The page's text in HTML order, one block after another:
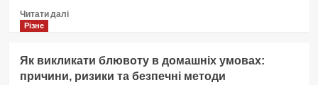
Читати даліДокладніше
Повноцінний
тижневий
Різне
Як викликати блювоту в домашніх умовах:
причини, ризики та безпечні методи